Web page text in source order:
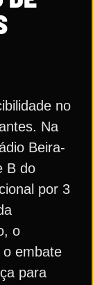
no
Na
Beira-
B do
por 3
o
o embate
para